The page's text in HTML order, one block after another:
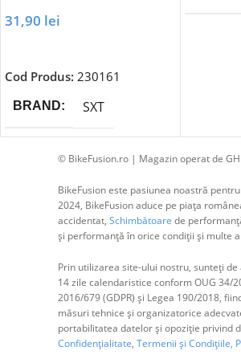
31,90 lei
Cod Produs: 230161
BRAND SXT
© BikeFusion.ro | Magazin operat de
BikeFusion este pasiunea noastră
2024, BikeFusion aduce pe piața
accidentat, Schimbătoare de
și performanță în orice condiții și multe
Prin utilizarea site-ului nostru, sunteți de
14 zile calendaristice conform OUG 34/
2016/679 (GDPR) și Legea 190/2018,
măsuri tehnice și organizatorice
portabilitatea datelor și opoziție privind
Confidențialitate, Termenii și Condițiile,